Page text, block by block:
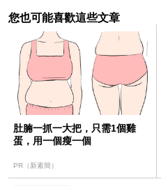
您也可能喜歡這些文章
肚腩一抓一大把，只需1個雞
蛋，用一個瘦一個
PR（新素簡）